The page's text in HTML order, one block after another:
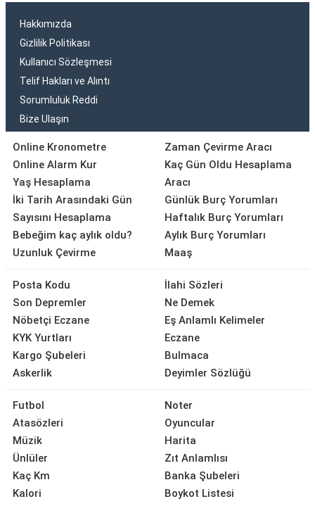
Hakkımızda
Gizlilik Politikası
Kullanıcı Sözleşmesi
Telif Hakları ve Alıntı
Sorumluluk Reddi
Bize Ulaşın
Online Kronometre
Online Alarm Kur
Yaş Hesaplama
İki Tarih Arasındaki Gün
Sayısını Hesaplama
Bebeğim kaç aylık oldu?
Uzunluk Çevirme
Zaman Çevirme Aracı
Kaç Gün Oldu Hesaplama
Aracı
Günlük Burç Yorumları
Haftalık Burç Yorumları
Aylık Burç Yorumları
Maaş
Posta Kodu
Son Depremler
Nöbetçi Eczane
KYK Yurtları
Kargo Şubeleri
Askerlik
İlahi Sözleri
Ne Demek
Eş Anlamlı Kelimeler
Eczane
Bulmaca
Deyimler Sözlüğü
Futbol
Atasözleri
Müzik
Ünlüler
Kaç Km
Kalori
Noter
Oyuncular
Harita
Zıt Anlamlısı
Banka Şubeleri
Boykot Listesi